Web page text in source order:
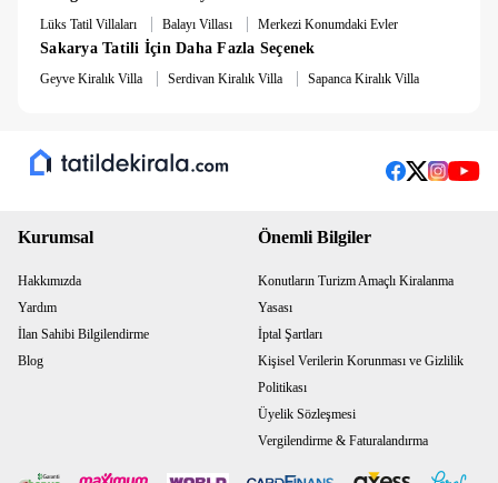
Lüks Tatil Villaları | Balayı Villası | Merkezi Konumdaki Evler
Sakarya Tatili İçin Daha Fazla Seçenek
Geyve Kiralık Villa | Serdivan Kiralık Villa | Sapanca Kiralık Villa
Kurumsal
Hakkımızda
Yardım
İlan Sahibi Bilgilendirme
Blog
Önemli Bilgiler
Konutların Turizm Amaçlı Kiralanma
Yasası
İptal Şartları
Kişisel Verilerin Korunması ve Gizlilik
Politikası
Üyelik Sözleşmesi
Vergilendirme & Faturalandırma